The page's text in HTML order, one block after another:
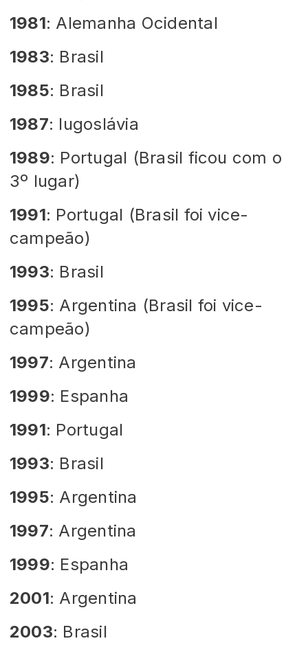
1981: Alemanha Ocidental
1983: Brasil
1985: Brasil
1987: Iugoslávia
1989: Portugal (Brasil ficou com o
3º lugar)
1991: Portugal (Brasil foi vice-
campeão)
1993: Brasil
1995: Argentina (Brasil foi vice-
campeão)
1997: Argentina
1999: Espanha
1991: Portugal
1993: Brasil
1995: Argentina
1997: Argentina
1999: Espanha
2001: Argentina
2003: Brasil